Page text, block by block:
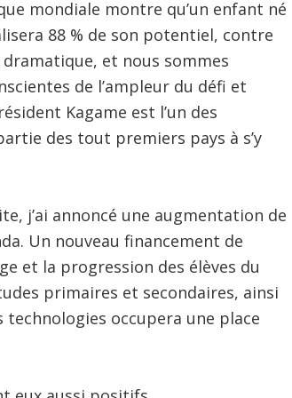
mondiale montre qu’un enfant né
88 % de son potentiel, contre
et nous sommes
de l’ampleur du défi et
Kagame est l’un des
des tout premiers pays à s’y
j’ai annoncé une augmentation de
Un nouveau financement de
et la progression des élèves du
primaires et secondaires, ainsi
technologies occupera une place